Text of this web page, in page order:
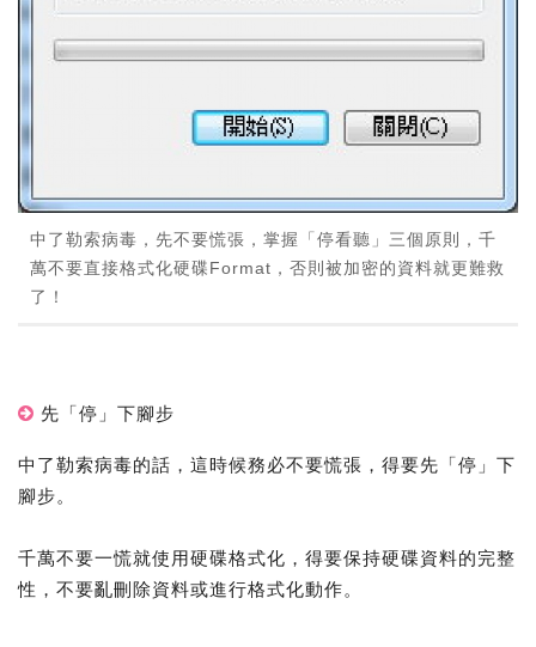
中了勒索病毒，先不要慌張，掌握「停看聽」三個原則，千
萬不要直接格式化硬碟Format，否則被加密的資料就更難救
了！
先「停」下腳步
中了勒索病毒的話，這時候務必不要慌張，得要先「停」下
腳步。
千萬不要一慌就使用硬碟格式化，得要保持硬碟資料的完整
性，不要亂刪除資料或進行格式化動作。